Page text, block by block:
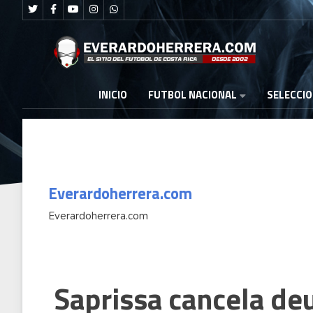
INICIO FUTBOL NACIONAL
metros con vallas tras bronce en
Everardoherrera.com
Everardoherrera.com
Saprissa cancela